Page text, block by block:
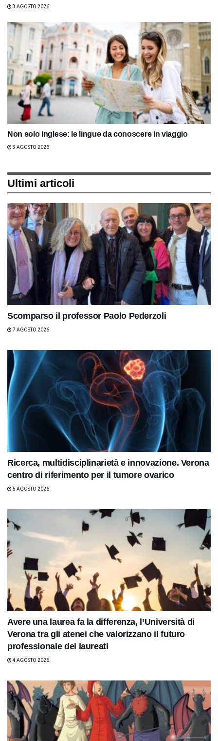
3 AGOSTO 2026
Non solo inglese: le lingue da conoscere in viaggio
3 AGOSTO 2026
Ultimi articoli
Scomparso il professor Paolo Pederzoli
7 AGOSTO 2026
Ricerca, multidisciplinarietà e innovazione. Verona
centro di riferimento per il tumore ovarico
5 AGOSTO 2026
Avere una laurea fa la differenza, l’Università di
Verona tra gli atenei che valorizzano il futuro
professionale dei laureati
4 AGOSTO 2026